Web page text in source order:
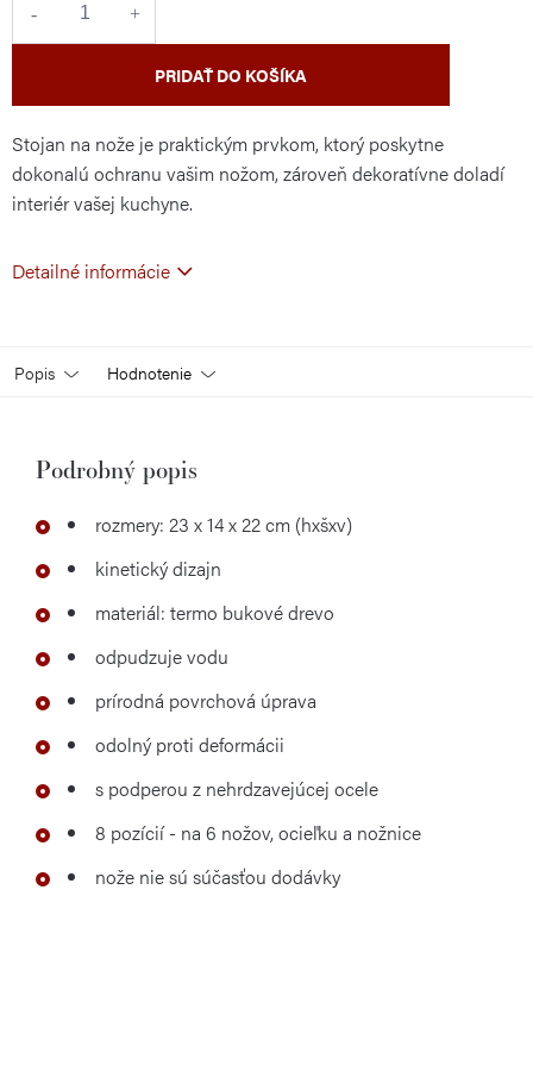
PRIDAŤ DO KOŠÍKA
Stojan na nože je praktickým prvkom, ktorý poskytne
dokonalú ochranu vašim nožom, zároveň dekoratívne doladí
interiér vašej kuchyne.
Detailné informácie
Popis Hodnotenie
Podrobný popis
rozmery: 23 x 14 x 22 cm (hxšxv)
kinetický dizajn
materiál: termo bukové drevo
odpudzuje vodu
prírodná povrchová úprava
odolný proti deformácii
s podperou z nehrdzavejúcej ocele
8 pozícií - na 6 nožov, ocieľku a nožnice
nože nie sú súčasťou dodávky